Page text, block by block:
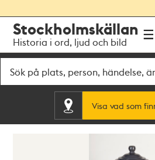
navigationen
huvudinnehållet
Stockholmskällan
Historia i ord, ljud och bild
Visa vad som